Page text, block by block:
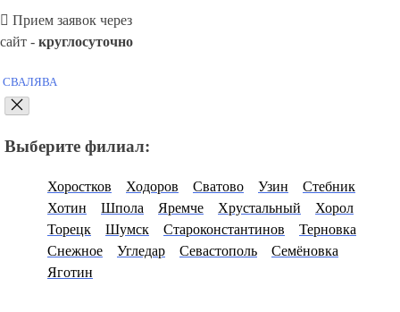
Прием заявок через
сайт - круглосуточно
СВАЛЯВА
Выберите филиал:
Хоростков Ходоров Сватово Узин
Стебник
Хотин
Шпола Яремче Хрустальный
Хорол
Торецк
Шумск Староконстантинов
Терновка
Снежное
Угледар Севастополь
Семёновка
Яготин